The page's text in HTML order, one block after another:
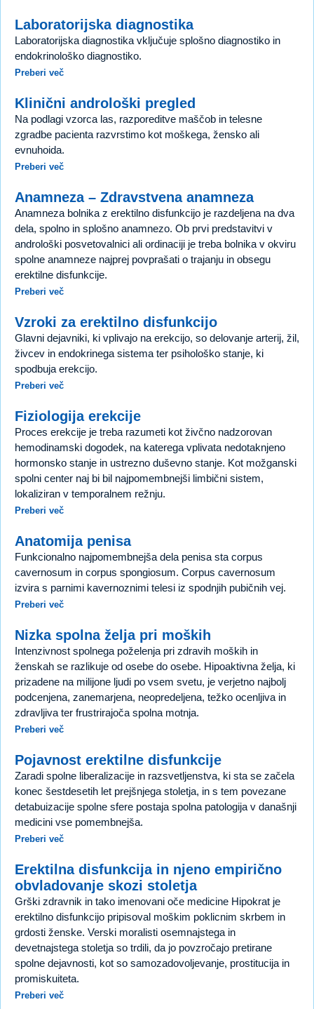
Laboratorijska diagnostika
Laboratorijska diagnostika vključuje splošno diagnostiko in
endokrinološko diagnostiko.
Preberi več
Klinični androloški pregled
Na podlagi vzorca las, razporeditve maščob in telesne
zgradbe pacienta razvrstimo kot moškega, žensko ali
evnuhoida.
Preberi več
Anamneza – Zdravstvena anamneza
Anamneza bolnika z erektilno disfunkcijo je razdeljena na dva
dela, spolno in splošno anamnezo. Ob prvi predstavitvi v
androloški posvetovalnici ali ordinaciji je treba bolnika v okviru
spolne anamneze najprej povprašati o trajanju in obsegu
erektilne disfunkcije.
Preberi več
Vzroki za erektilno disfunkcijo
Glavni dejavniki, ki vplivajo na erekcijo, so delovanje arterij, žil,
živcev in endokrinega sistema ter psihološko stanje, ki
spodbuja erekcijo.
Preberi več
Fiziologija erekcije
Proces erekcije je treba razumeti kot živčno nadzorovan
hemodinamski dogodek, na katerega vplivata nedotaknjeno
hormonsko stanje in ustrezno duševno stanje. Kot možganski
spolni center naj bi bil najpomembnejši limbični sistem,
lokaliziran v temporalnem režnju.
Preberi več
Anatomija penisa
Funkcionalno najpomembnejša dela penisa sta corpus
cavernosum in corpus spongiosum. Corpus cavernosum
izvira s parnimi kavernoznimi telesi iz spodnjih pubičnih vej.
Preberi več
Nizka spolna želja pri moških
Intenzivnost spolnega poželenja pri zdravih moških in
ženskah se razlikuje od osebe do osebe. Hipoaktivna želja, ki
prizadene na milijone ljudi po vsem svetu, je verjetno najbolj
podcenjena, zanemarjena, neopredeljena, težko ocenljiva in
zdravljiva ter frustrirajoča spolna motnja.
Preberi več
Pojavnost erektilne disfunkcije
Zaradi spolne liberalizacije in razsvetljenstva, ki sta se začela
konec šestdesetih let prejšnjega stoletja, in s tem povezane
detabuizacije spolne sfere postaja spolna patologija v današnji
medicini vse pomembnejša.
Preberi več
Erektilna disfunkcija in njeno empirično
obvladovanje skozi stoletja
Grški zdravnik in tako imenovani oče medicine Hipokrat je
erektilno disfunkcijo pripisoval moškim poklicnim skrbem in
grdosti ženske. Verski moralisti osemnajstega in
devetnajstega stoletja so trdili, da jo povzročajo pretirane
spolne dejavnosti, kot so samozadovoljevanje, prostitucija in
promiskuiteta.
Preberi več